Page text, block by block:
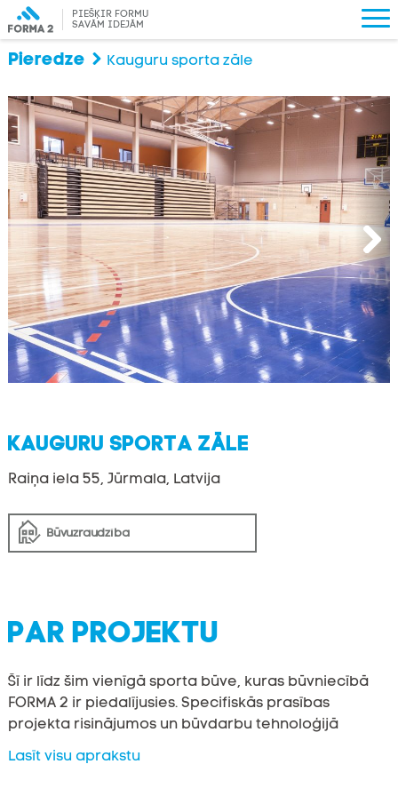
PIEŠĶIR FORMU
SAVĀM IDEJĀM
Pieredze Kauguru sporta zāle
KAUGURU SPORTA ZĀLE
Raiņa iela 55, Jūrmala, Latvija
Būvuzraudzība
PAR PROJEKTU
Šī ir līdz šim vienīgā sporta būve, kuras būvniecībā
FORMA 2 ir piedalījusies. Specifiskās prasības
projekta risinājumos un būvdarbu tehnoloģijā
dažādojušas mūsu pieredzi un spēju strādāt dažādu
veidu objektos.
Lasīt visu aprakstu